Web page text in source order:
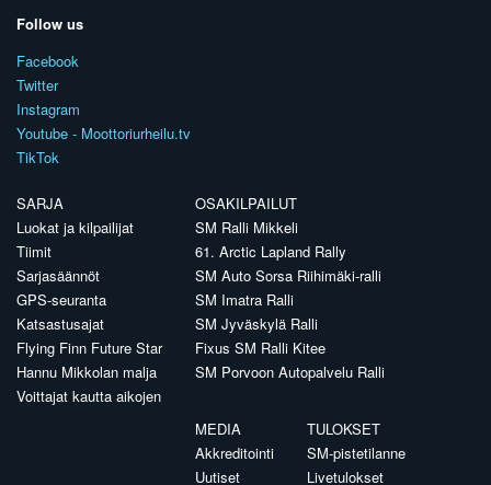
Follow us
Facebook
Twitter
Instagram
Youtube - Moottoriurheilu.tv
TikTok
SARJA
Luokat ja kilpailijat
Tiimit
Sarjasäännöt
GPS-seuranta
Katsastusajat
Flying Finn Future Star
Hannu Mikkolan malja
Voittajat kautta aikojen
OSAKILPAILUT
SM Ralli Mikkeli
61. Arctic Lapland Rally
SM Auto Sorsa Riihimäki-ralli
SM Imatra Ralli
SM Jyväskylä Ralli
Fixus SM Ralli Kitee
SM Porvoon Autopalvelu Ralli
MEDIA
Akkreditointi
Uutiset
TULOKSET
SM-pistetilanne
Livetulokset